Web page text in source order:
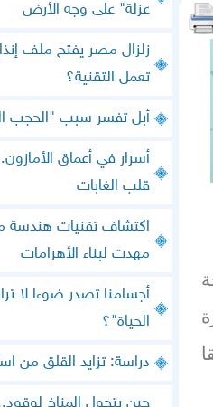
عزلة" على وجه الأرض
زلزال مصر يفتح ملف
تعمل التقنية؟
أبل تفسر سبب "الحجب
أسرار في أعماق
قلب الغابات
مهدت لبناء الأهرامات
أجسامنا تصدر ضوءا لا
الحياة"؟
دراسة: تزايد القلق من
حين يتحول المناخ